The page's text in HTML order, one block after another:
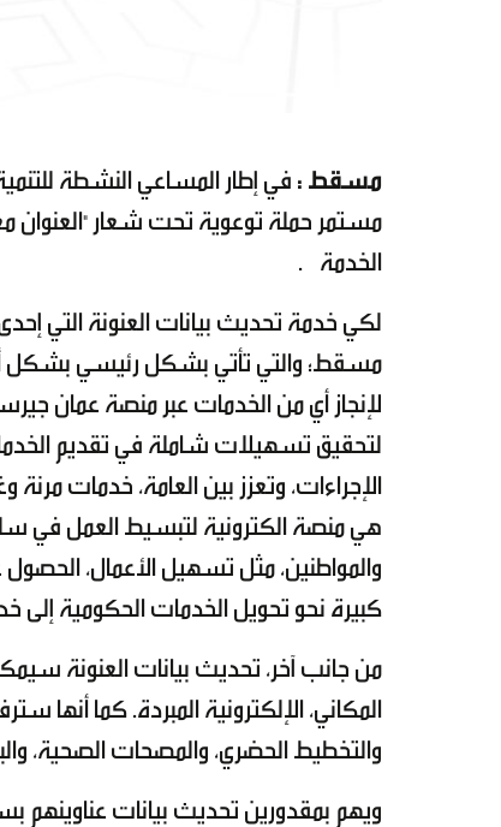
مسقط : في إطار المساعي النشطة
مستمر حملة توعوية تحت شعار "العنوان
الخدمة .
لكي خدمة تحديث بيانات العنونة التي
مسقط؛ والتي تأتي بشكل رئيسي بشكل
لإنجاز أي من الخدمات عبر منصة عمان
لتحقيق تسهيلات شاملة في تقديم
الإجراءات، وتعزز بين العامة، خدمات
هي منصة الكترونية لتبسيط العمل في
والمواطنين، مثل تسهيل الأعمال،
كبيرة نحو تحويل الخدمات الحكومية إلى
من جانب آخر، تحديث بيانات العنونة
المكاني، الإلكترونية المبردة. كما
والتخطيط الحضري، والمصحات الصحية،
ويهم بمقدورين تحديث بيانات عناوينهم